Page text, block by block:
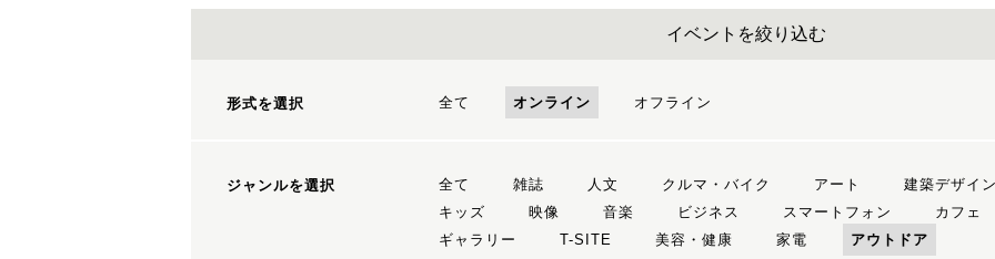
イベントを絞り込む
形式を選択 全て オンライン オフライン
ジャンルを選択 全て 雑誌 人文 クルマ・バイク アート 建築デザイン
キッズ
映像 音楽 ビジネス スマートフォン カフェ
ギャラリー
T-SITE 美容・健康 家電 アウトドア